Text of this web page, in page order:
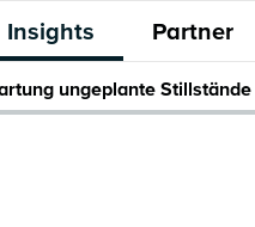
Insights Partner
ungeplante